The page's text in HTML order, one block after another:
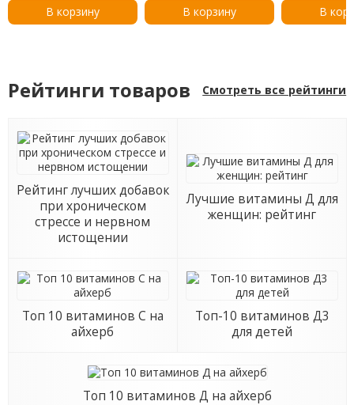
В корзину В корзину
В
Рейтинги товаров Смотреть все рейтинги
Рейтинг лучших добавок
при хроническом
стрессе и нервном
истощении
Лучшие витамины Д для
женщин: рейтинг
Топ 10 витаминов С на
айхерб
Топ-10 витаминов Д3
для детей
Топ 10 витаминов Д на айхерб